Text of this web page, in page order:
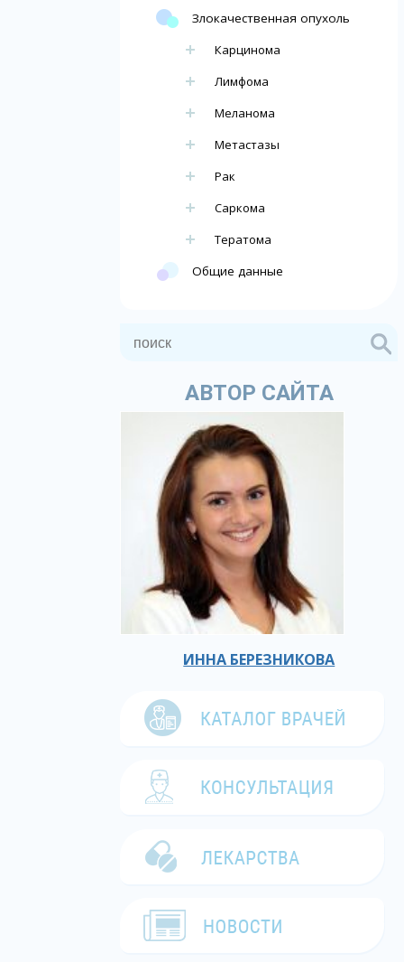
Злокачественная опухоль
Карцинома
Лимфома
Меланома
Метастазы
Рак
Саркома
Тератома
Общие данные
АВТОР САЙТА
ИННА БЕРЕЗНИКОВА